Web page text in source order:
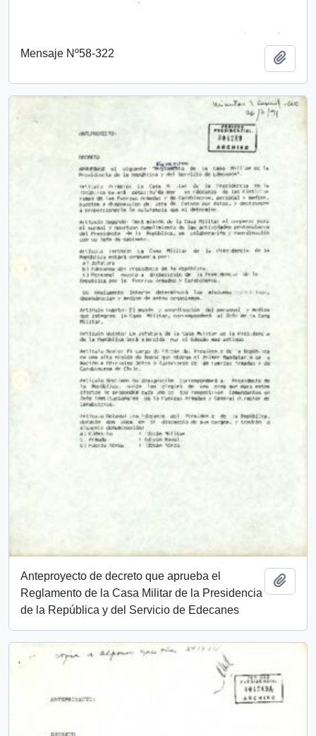
Mensaje Nº58-322
Anteproyecto de decreto que aprueba el
Reglamento de la Casa Militar de la Presidencia
de la República y del Servicio de Edecanes